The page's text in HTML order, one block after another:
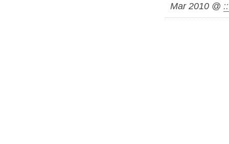
Mar 2010 @